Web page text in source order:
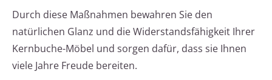
Durch diese Maßnahmen bewahren Sie den
natürlichen Glanz und die Widerstandsfähigkeit Ihrer
Kernbuche-Möbel und sorgen dafür, dass sie Ihnen
viele Jahre Freude bereiten.